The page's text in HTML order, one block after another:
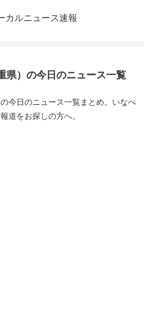
カルニュース速報
県）の今日のニュース一覧
今日のニュース一覧まとめ。いなべ
道をお探しの方へ。